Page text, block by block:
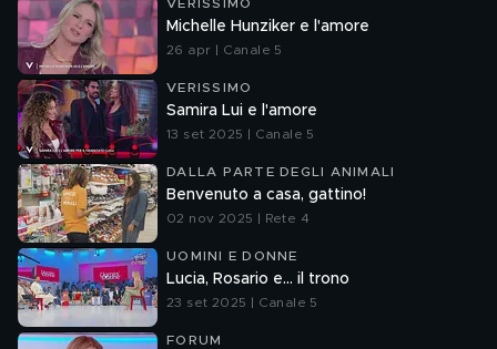
VERISSIMO
Michelle Hunziker e l'amore
26 apr | Canale 5
VERISSIMO
Samira Lui e l'amore
13 set 2025 | Canale 5
DALLA PARTE DEGLI ANIMALI
Benvenuto a casa, gattino!
02 nov 2025 | Rete 4
UOMINI E DONNE
Lucia, Rosario e... il trono
23 set 2025 | Canale 5
FORUM